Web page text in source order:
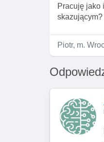
Pracuję jako
Piotr, m.